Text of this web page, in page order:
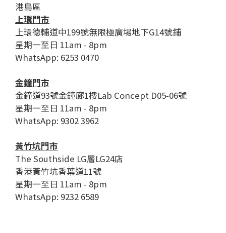
港島區
上環門市
上環德輔道中199號無限極廣場地下G14號鋪
星期一至日 11am - 8pm
WhatsApp: 6253 0470
金鐘門市
金鐘道93號金鐘廊1樓Lab Concept D05-06號
星期一至日 11am - 8pm
WhatsApp: 9302 3962
黃竹坑門市
The Southside LG層LG24店
香港黃竹坑香葉道11號
星期一至日 11am - 8pm
WhatsApp: 9232 6589